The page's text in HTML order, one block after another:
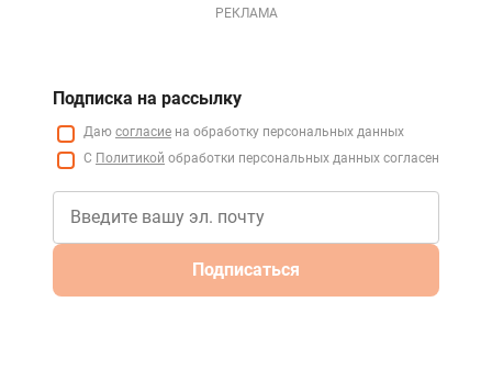
РЕКЛАМА
Подписка на рассылку
Даю согласие на обработку персональных данных
С Политикой обработки персональных данных согласен
Подписаться